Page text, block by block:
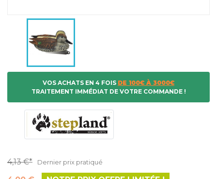
VOS ACHATS EN 4 FOIS DE 100€ À 3000€
TRAITEMENT IMMÉDIAT DE VOTRE COMMANDE !
4,13 €* Dernier prix pratiqué